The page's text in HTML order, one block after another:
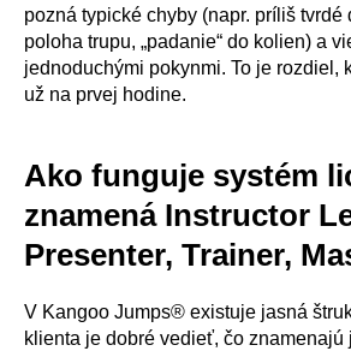
pozná typické chyby (napr. príliš tvrdé
poloha trupu, „padanie“ do kolien) a
jednoduchými pokynmi. To je rozdiel,
už na prvej hodine.
Ako funguje systém
znamená Instructor
Presenter, Trainer,
V Kangoo Jumps® existuje jasná
klienta je dobré vedieť, čo